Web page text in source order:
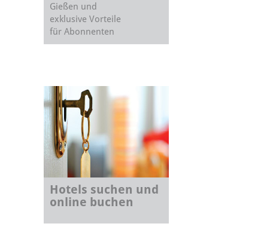
Gießen und
exklusive Vorteile
für Abonnenten
Hotels suchen und
online buchen